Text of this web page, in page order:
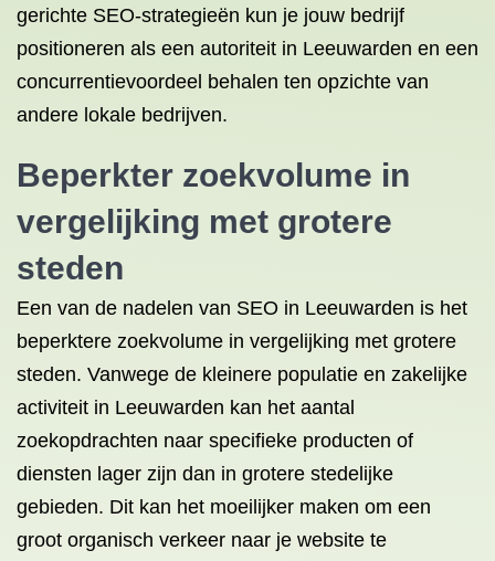
gerichte SEO-strategieën kun je jouw bedrijf
positioneren als een autoriteit in Leeuwarden en een
concurrentievoordeel behalen ten opzichte van
andere lokale bedrijven.
Beperkter zoekvolume in
vergelijking met grotere
steden
Een van de nadelen van SEO in Leeuwarden is het
beperktere zoekvolume in vergelijking met grotere
steden. Vanwege de kleinere populatie en zakelijke
activiteit in Leeuwarden kan het aantal
zoekopdrachten naar specifieke producten of
diensten lager zijn dan in grotere stedelijke
gebieden. Dit kan het moeilijker maken om een
groot organisch verkeer naar je website te